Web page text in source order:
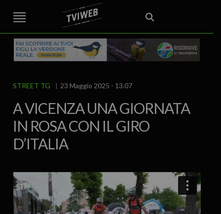
STREET TG CRONACA VENETO
VICENZA E PROVINCIA
AREA BERICA
ECONOMIA ATTUALITA’ POLITICA
EDITORIALE ITALIA E MONDO CURIOSITÀ – LIFESTYLE
CULTURA ARTE
SPORT
IL GRAFFIO FOOD & DRINK FUORIPORTA EROTICO VICENTINO
STREET TG 23 Maggio 2025 - 13.07
A VICENZA UNA GIORNATA
IN ROSA CON IL GIRO
D’ITALIA